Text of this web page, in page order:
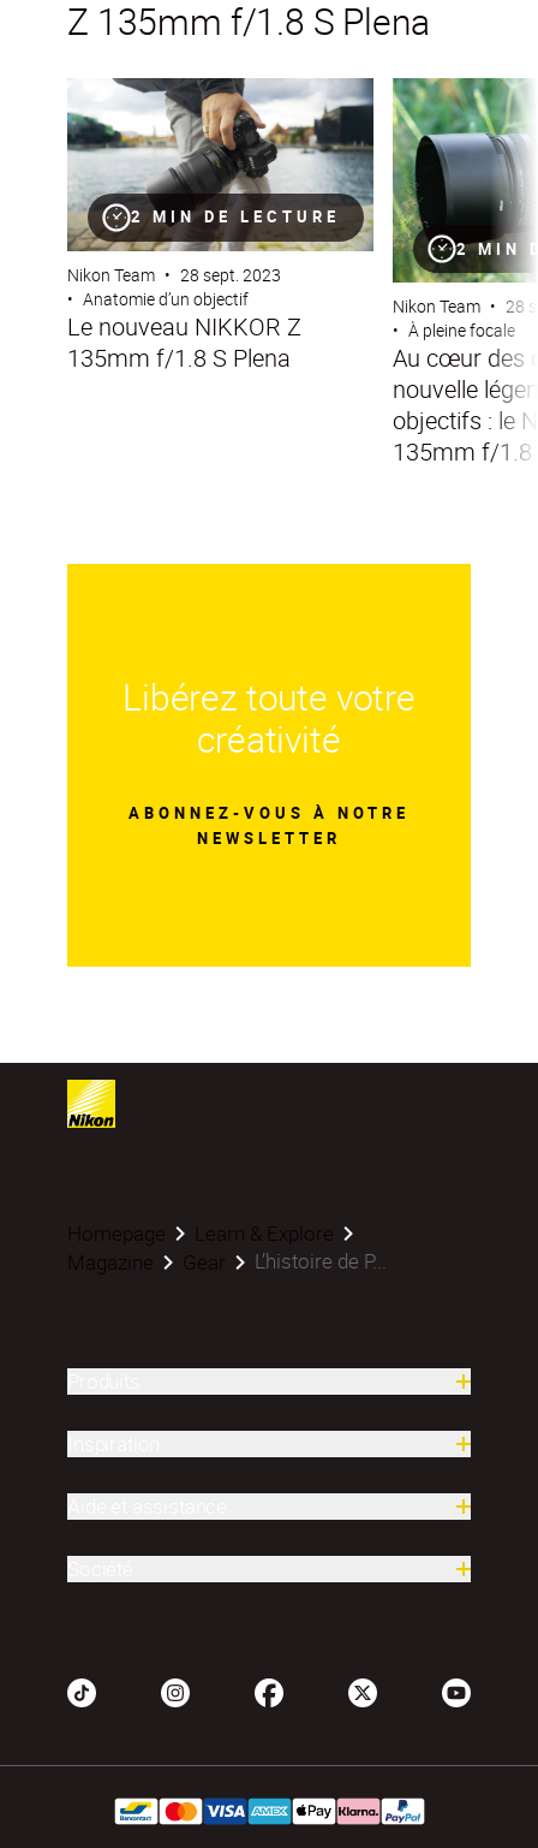
Z 135mm f/1.8 S Plena
2 MIN DE LECTURE
Le nouveau NIKKOR Z 135mm f/1.8 S Plena
Nikon Team • 28 sept. 2023
• Anatomie d’un objectif
Le nouveau NIKKOR Z
135mm f/1.8 S Plena
2 MIN
Au cœur des
Nikon Team • 28
• À pleine focale
Au cœur des
nouvelle
objectifs : le
135mm f/1.8
Libérez toute votre
créativité
ABONNEZ-VOUS À NOTRE
NEWSLETTER
Homepage
Learn & Explore
Magazine
Gear L’histoire de P...